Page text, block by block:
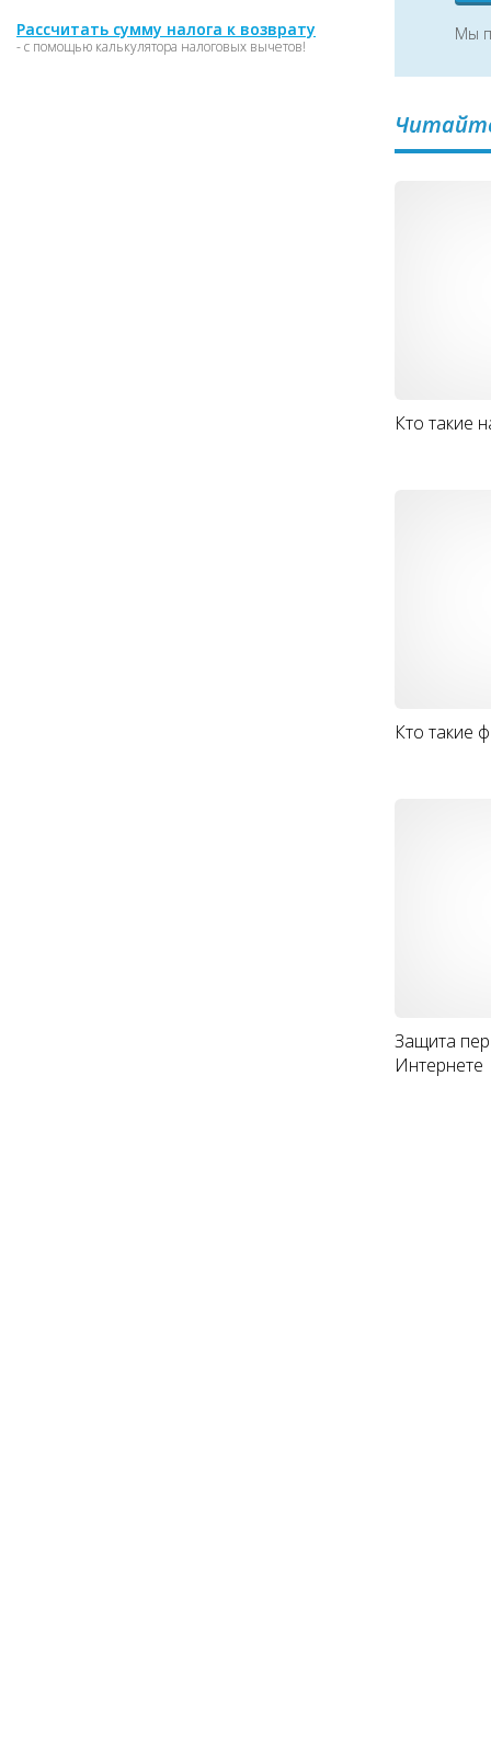
Рассчитать сумму налога к возврату
- с помощью калькулятора налоговых вычетов!
Мы
Кто такие
Кто такие
Защита
Интернете